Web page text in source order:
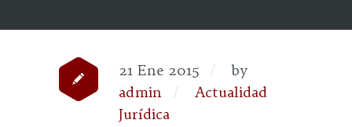
21 Ene 2015
by
admin
Actualidad
Jurídica